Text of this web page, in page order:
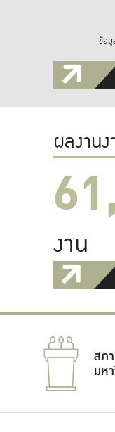
ข้อ
ผลงาน
งาน
สภา
มห